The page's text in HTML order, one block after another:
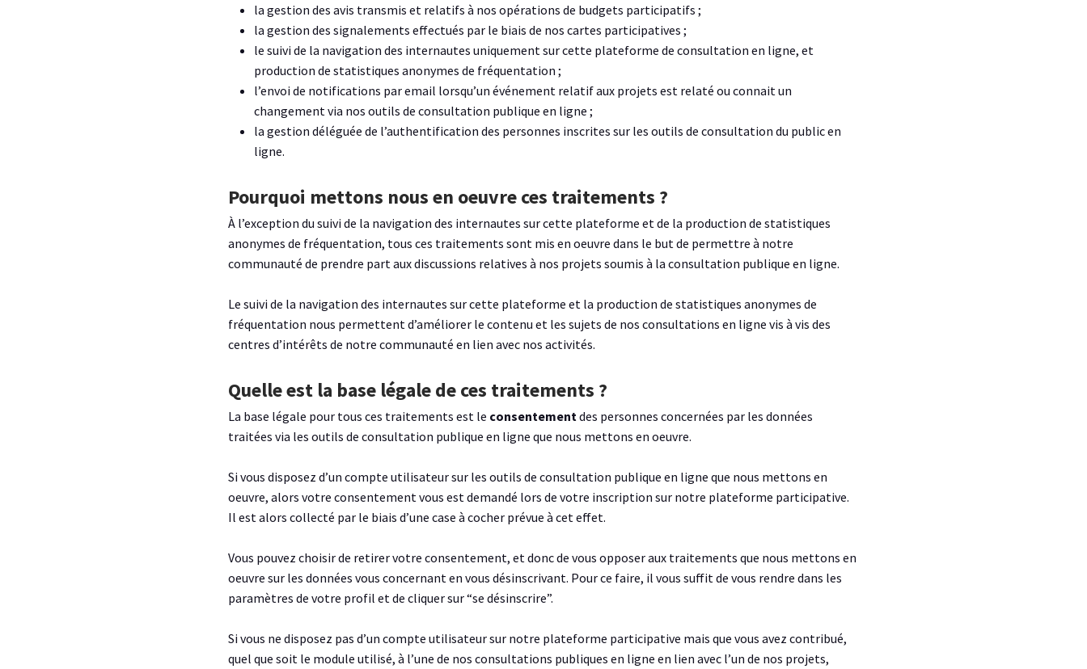
la gestion des avis transmis et relatifs à nos opérations de budgets participatifs ;
la gestion des signalements effectués par le biais de nos cartes participatives ;
le suivi de la navigation des internautes uniquement sur cette plateforme de consultation en ligne, et
production de statistiques anonymes de fréquentation ;
l’envoi de notifications par email lorsqu’un événement relatif aux projets est relaté ou connait un
changement via nos outils de consultation publique en ligne ;
la gestion déléguée de l’authentification des personnes inscrites sur les outils de consultation du public en
ligne.
Pourquoi mettons nous en oeuvre ces traitements ?
À l’exception du suivi de la navigation des internautes sur cette plateforme et de la production de statistiques
anonymes de fréquentation, tous ces traitements sont mis en oeuvre dans le but de permettre à notre
communauté de prendre part aux discussions relatives à nos projets soumis à la consultation publique en ligne.
Le suivi de la navigation des internautes sur cette plateforme et la production de statistiques anonymes de
fréquentation nous permettent d’améliorer le contenu et les sujets de nos consultations en ligne vis à vis des
centres d’intérêts de notre communauté en lien avec nos activités.
Quelle est la base légale de ces traitements ?
La base légale pour tous ces traitements est le consentement des personnes concernées par les données
traitées via les outils de consultation publique en ligne que nous mettons en oeuvre.
Si vous disposez d’un compte utilisateur sur les outils de consultation publique en ligne que nous mettons en
oeuvre, alors votre consentement vous est demandé lors de votre inscription sur notre plateforme participative.
Il est alors collecté par le biais d’une case à cocher prévue à cet effet.
Vous pouvez choisir de retirer votre consentement, et donc de vous opposer aux traitements que nous mettons en
oeuvre sur les données vous concernant en vous désinscrivant. Pour ce faire, il vous suffit de vous rendre dans les
paramètres de votre profil et de cliquer sur “se désinscrire”.
Si vous ne disposez pas d’un compte utilisateur sur notre plateforme participative mais que vous avez contribué,
quel que soit le module utilisé, à l’une de nos consultations publiques en ligne en lien avec l’un de nos projets,